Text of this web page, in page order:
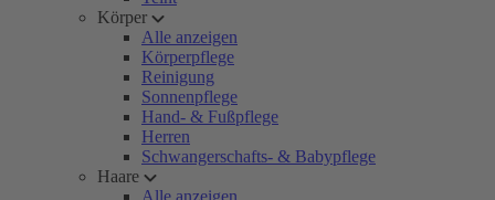
Körper
Alle anzeigen
Körperpflege
Reinigung
Sonnenpflege
Hand- & Fußpflege
Herren
Schwangerschafts- & Babypflege
Haare
Alle anzeigen